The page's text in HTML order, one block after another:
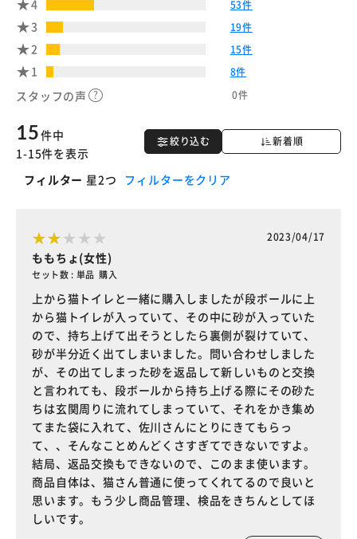
4 53件
3 19件
2 15件
1 8件
スタッフの声 0件
絞り込む 新着順
15件中
1-15件を表示
フィルター 星2つ フィルターをクリア
2023/04/17
ももちょ(女性)
セット数 : 単品 購入
上から猫トイレと一緒に購入しましたが段ボールに上
から猫トイレが入っていて、その中に砂が入っていた
ので、持ち上げて出そうとしたら裏側が裂けていて、
砂が半分近く出てしまいました。問い合わせしました
が、その出てしまった砂を返品して新しいものと交換
と言われても、段ボールから持ち上げる際にその砂た
ちは玄関周りに流れてしまっていて、それをかき集め
てまた袋に入れて、佐川さんにとりにきてもらっ
て、、そんなことめんどくさすぎてできないですよ。
結局、返品交換もできないので、このまま使います。
商品自体は、猫さん普通に使ってくれてるので良いと
思います。もう少し商品管理、検品をきちんとしてほ
しいです。